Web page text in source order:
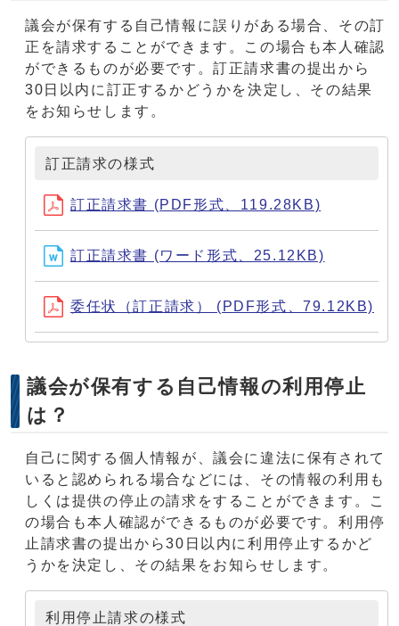
議会が保有する自己情報に誤りがある場合、その訂
正を請求することができます。この場合も本人確認
ができるものが必要です。訂正請求書の提出から
30日以内に訂正するかどうかを決定し、その結果
をお知らせします。
訂正請求の様式
訂正請求書 (PDF形式、119.28KB)
訂正請求書 (ワード形式、25.12KB)
委任状（訂正請求） (PDF形式、79.12KB)
議会が保有する自己情報の利用停止
は？
自己に関する個人情報が、議会に違法に保有されて
いると認められる場合などには、その情報の利用も
しくは提供の停止の請求をすることができます。こ
の場合も本人確認ができるものが必要です。利用停
止請求書の提出から30日以内に利用停止するかど
うかを決定し、その結果をお知らせします。
利用停止請求の様式